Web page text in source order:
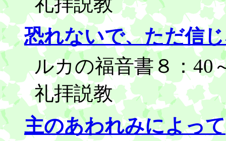
恐れないで、ただ信
ルカの福音書８：40
礼拝説教
主のあわれみによって